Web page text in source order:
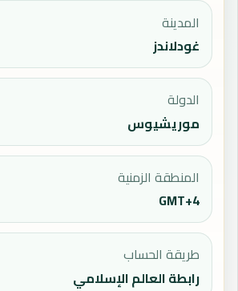
المدينة
غودلاندز
الدولة
موريشيوس
المنطقة الزمنية
GMT+4
طريقة الحساب
رابطة العالم الإسلامي